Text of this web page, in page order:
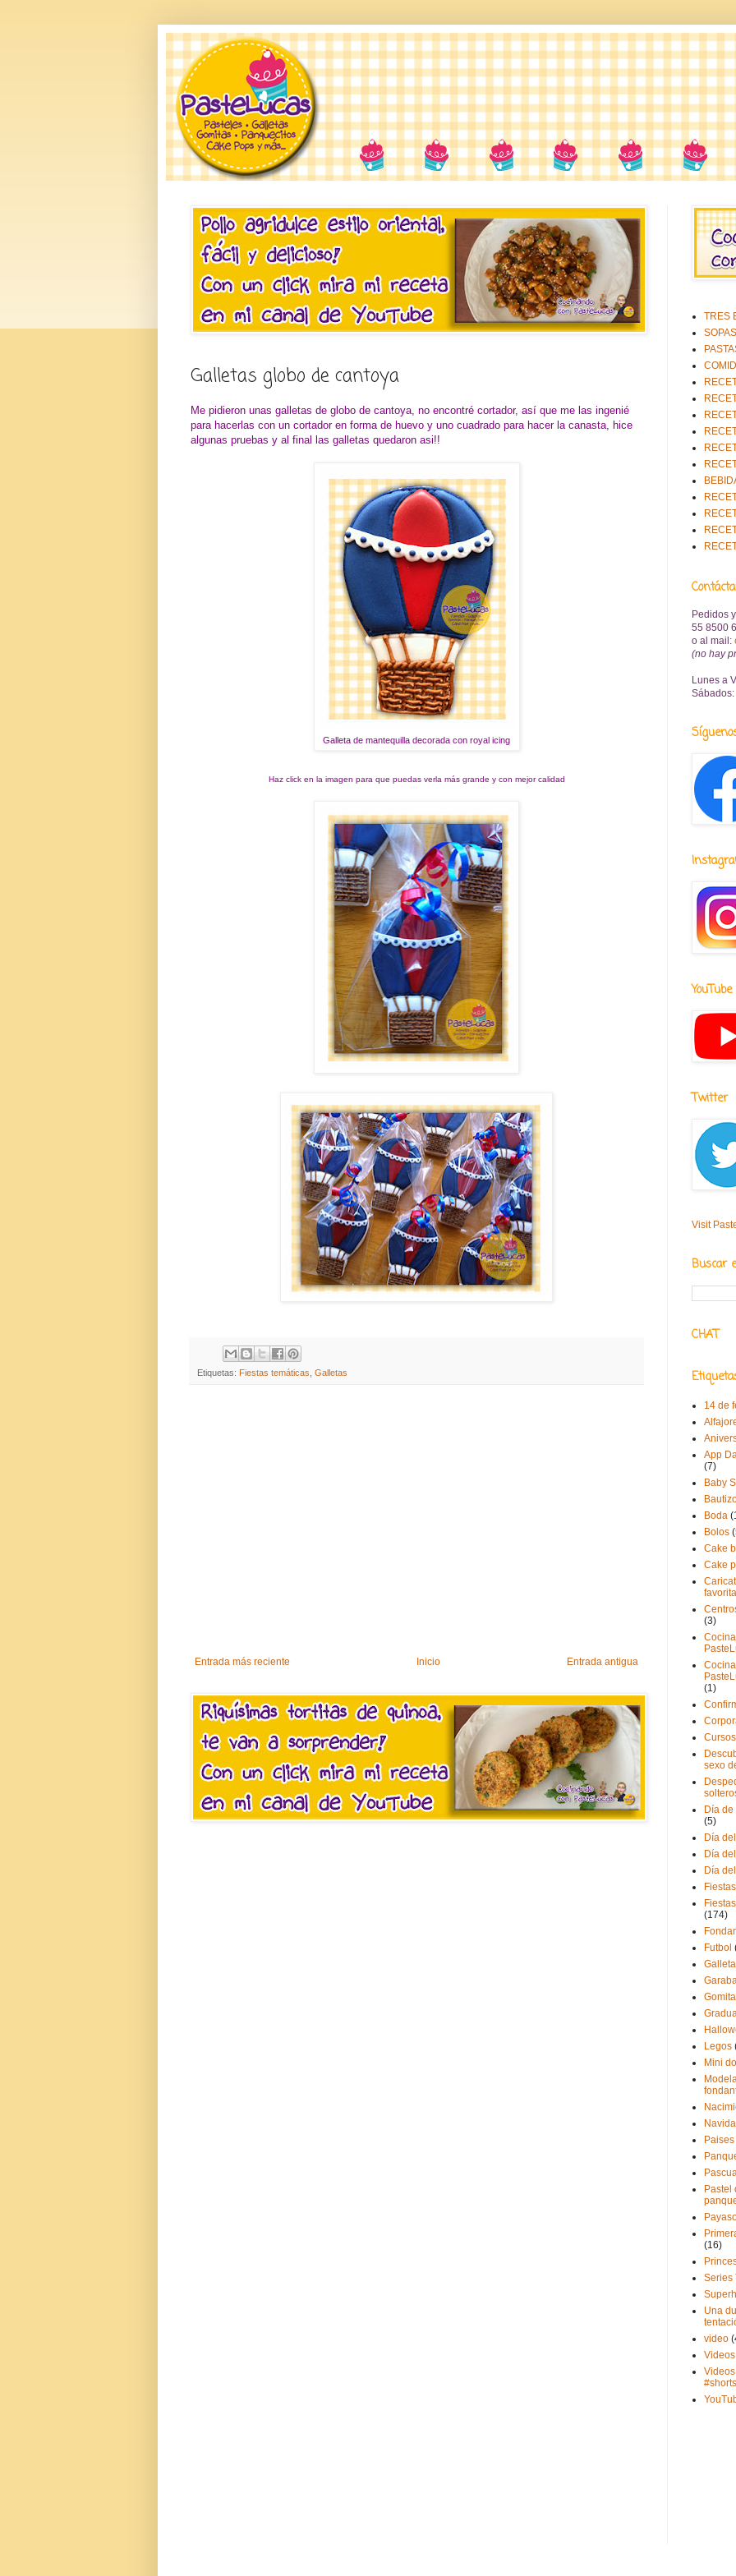
Galletas globo de cantoya
Me pidieron unas galletas de globo de cantoya, no encontré cortador, así que me las ingenié
para hacerlas con un cortador en forma de huevo y uno cuadrado para hacer la canasta, hice
algunas pruebas y al final las galletas quedaron asi!!
Galleta de mantequilla decorada con royal icing
Haz click en la imagen para que puedas verla más grande y con mejor calidad
Etiquetas: Fiestas temáticas Galletas
Entrada más reciente Entrada antigua
Inicio
TRES
SOPAS
Pedidos
55 8500
o al mail :
(no hay
Lunes a
YouTube
Twitter
Visit
Buscar
CHAT
14 de
App
(7)
Baby
Boda
Bolos
Cake
Cake
(3)
(1)
Cursos
sexo
Día
(5)
Día
Día
Día
(174)
Futbol
Legos
Mini
Paises
Pastel
(16)
Series
Una
video
Videos
#shorts